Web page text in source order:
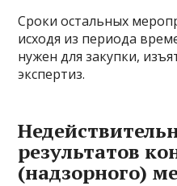
Сроки остальных
исходя из периода
нужен для закупки,
экспертиз.
результатов
(надзорного)